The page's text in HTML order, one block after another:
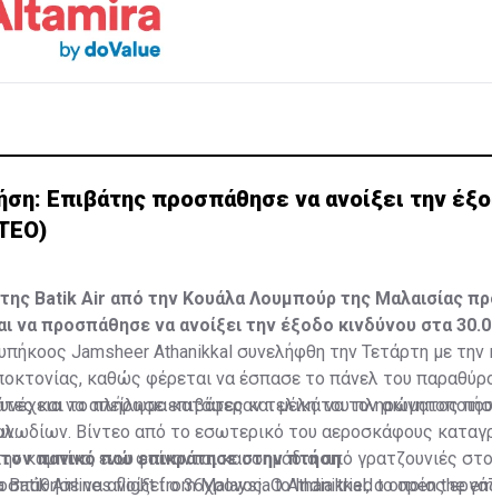
Επιβάτης προσπάθησε να ανοίξει την
Batik Air από την Κουάλα Λουμπούρ της Μαλαισίας
να προσπάθησε να ανοίξει την έξοδο κινδύνου στα
Jamsheer Athanikkal συνελήφθη την Τετάρτη με την
καθώς φέρεται να έσπασε το πάνελ του
να απείλησε επιβάτες και μέλη του πληρώματος
και το πλήρωμα κατάφεραν τελικά να τον
Βίντεο από το εσωτερικό του αεροσκάφους
καμπίνα, ενώ φαίνονται και σημάδια από γρατζουνιές
να ανοίξει ο 36χρονος. Ο Athanikkal, ο οποίος
πανικό που επικράτησε στην πτήση
Airlines flight from Malaysia to India tried to open the